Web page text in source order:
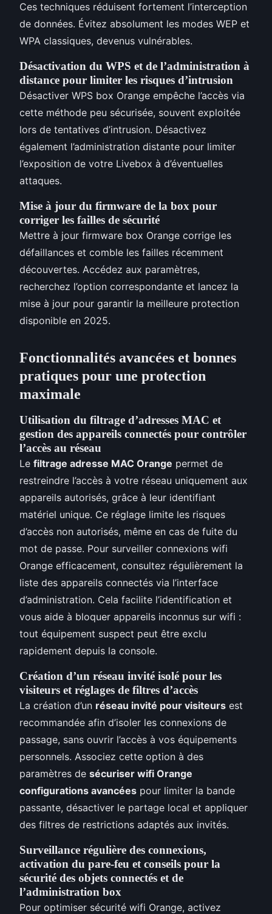
Ces techniques réduisent fortement l’interception
de données. Évitez absolument les modes WEP et
WPA classiques, devenus vulnérables.
Désactivation du WPS et de l’administration à
distance pour limiter les risques d’intrusion
Désactiver WPS box Orange empêche l’accès via
cette méthode peu sécurisée, souvent exploitée
lors de tentatives d’intrusion. Désactivez
également l’administration distante pour limiter
l’exposition de votre Livebox à d’éventuelles
attaques.
Mise à jour du firmware de la box pour
corriger les failles de sécurité
Mettre à jour firmware box Orange corrige les
défaillances et comble les failles récemment
découvertes. Accédez aux paramètres,
recherchez l’option correspondante et lancez la
mise à jour pour garantir la meilleure protection
disponible en 2025.
Fonctionnalités avancées et bonnes
pratiques pour une protection
maximale
Utilisation du filtrage d’adresses MAC et
gestion des appareils connectés pour contrôler
l’accès au réseau
Le filtrage adresse MAC Orange permet de
restreindre l’accès à votre réseau uniquement aux
appareils autorisés, grâce à leur identifiant
matériel unique. Ce réglage limite les risques
d’accès non autorisés, même en cas de fuite du
mot de passe. Pour surveiller connexions wifi
Orange efficacement, consultez régulièrement la
liste des appareils connectés via l’interface
d’administration. Cela facilite l’identification et
vous aide à bloquer appareils inconnus sur wifi :
tout équipement suspect peut être exclu
rapidement depuis la console.
Création d’un réseau invité isolé pour les
visiteurs et réglages de filtres d’accès
La création d’un réseau invité pour visiteurs est
recommandée afin d’isoler les connexions de
passage, sans ouvrir l’accès à vos équipements
personnels. Associez cette option à des
paramètres de sécuriser wifi Orange
configurations avancées pour limiter la bande
passante, désactiver le partage local et appliquer
des filtres de restrictions adaptés aux invités.
Surveillance régulière des connexions,
activation du pare-feu et conseils pour la
sécurité des objets connectés et de
l’administration box
Pour optimiser sécurité wifi Orange, activez